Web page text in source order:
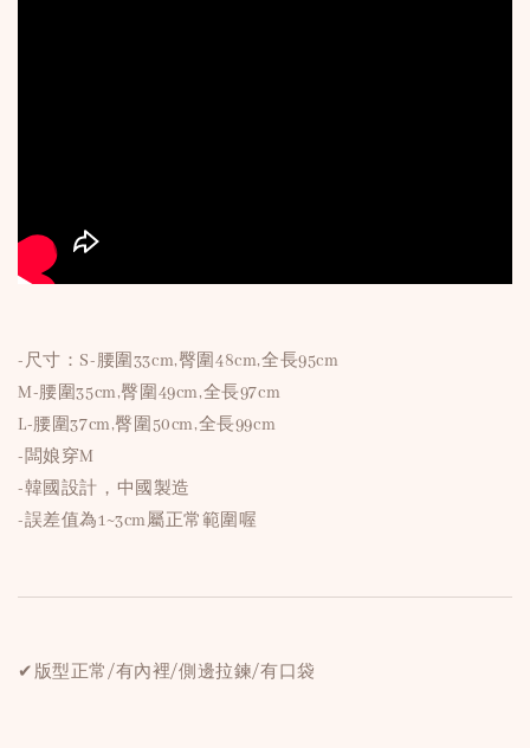
-尺寸：S-腰圍33cm,臀圍48cm,全長95cm
M-腰圍35cm,臀圍49cm,全長97cm
L-腰圍37cm,臀圍50cm,全長99cm
-闆娘穿M
-韓國設計，中國製造
-誤差值為1~3cm屬正常範圍喔
✔版型正常/有內裡/側邊拉鍊/有口袋